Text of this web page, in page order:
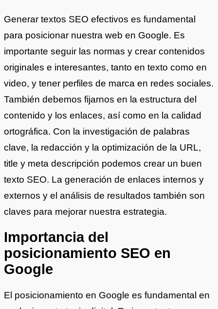
Generar textos SEO efectivos es fundamental
para posicionar nuestra web en Google. Es
importante seguir las normas y crear contenidos
originales e interesantes, tanto en texto como en
video, y tener perfiles de marca en redes sociales.
También debemos fijarnos en la estructura del
contenido y los enlaces, así como en la calidad
ortográfica. Con la investigación de palabras
clave, la redacción y la optimización de la URL,
title y meta descripción podemos crear un buen
texto SEO. La generación de enlaces internos y
externos y el análisis de resultados también son
claves para mejorar nuestra estrategia.
Importancia del
posicionamiento SEO en
Google
El posicionamiento en Google es fundamental en